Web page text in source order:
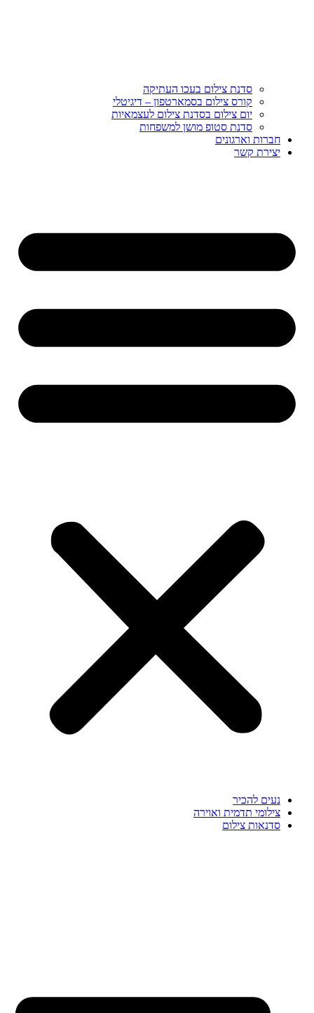
סדנת צילום בעכו העתיקה
קורס צילום בסמארטפון – דיגיטלי
יום צילום בסדנת צילום לעצמאיות
סדנת סטופ מושן למשפחות
חברות וארגונים
יצירת קשר
נעים להכיר
צילומי תדמית ואוירה
סדנאות צילום